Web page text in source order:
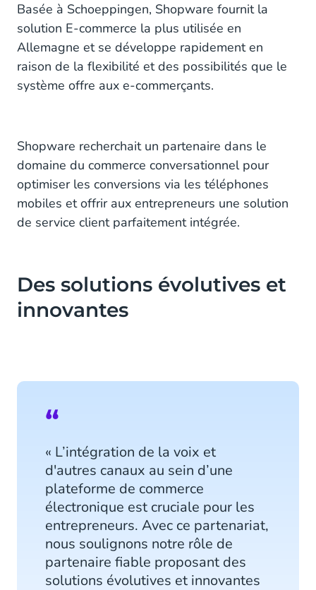
Basée à Schoeppingen, Shopware fournit la
solution E-commerce la plus utilisée en
Allemagne et se développe rapidement en
raison de la flexibilité et des possibilités que le
système offre aux e-commerçants.
Shopware recherchait un partenaire dans le
domaine du commerce conversationnel pour
optimiser les conversions via les téléphones
mobiles et offrir aux entrepreneurs une solution
de service client parfaitement intégrée.
Des solutions évolutives et
innovantes
« L’intégration de la voix et
d'autres canaux au sein d’une
plateforme de commerce
électronique est cruciale pour les
entrepreneurs. Avec ce partenariat,
nous soulignons notre rôle de
partenaire fiable proposant des
solutions évolutives et innovantes